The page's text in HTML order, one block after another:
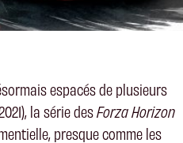
espacés de plusieurs
la série desForza Horizon
presque comme les